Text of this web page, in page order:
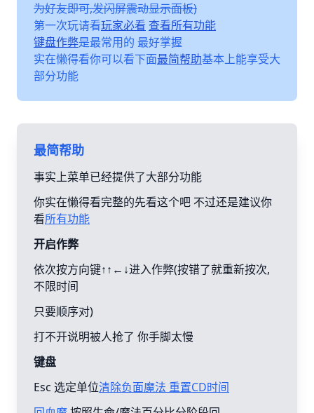
为好友即可,发闪屏震动显示面板)
第一次玩请看玩家必看 查看所有功能
键盘作弊是最常用的 最好掌握
实在懒得看你可以看下面最简帮助基本上能享受大
部分功能
最简帮助
事实上菜单已经提供了大部分功能
你实在懒得看完整的先看这个吧 不过还是建议你
看所有功能
开启作弊
依次按方向键↑↑←↓进入作弊(按错了就重新按次,
不限时间
只要顺序对)
打不开说明被人抢了 你手脚太慢
键盘
Esc 选定单位清除负面魔法 重置CD时间